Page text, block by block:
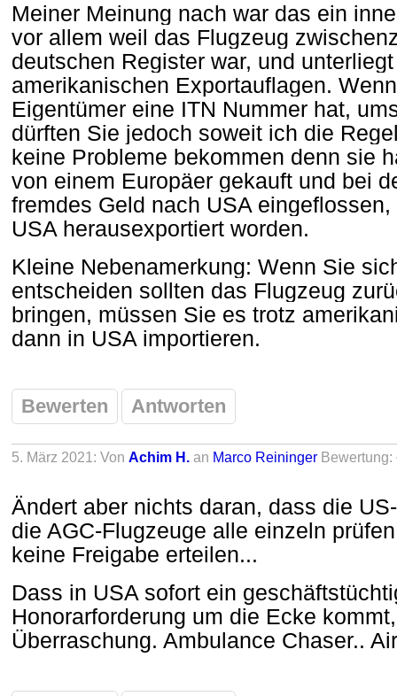
Meiner Meinung nach war das ein
vor allem weil das Flugzeug
deutschen Register war, und
amerikanischen Exportauflagen.
Eigentümer eine ITN Nummer hat,
dürften Sie jedoch soweit ich die
keine Probleme bekommen denn sie
von einem Europäer gekauft und bei
fremdes Geld nach USA
USA herausexportiert worden.
Kleine Nebenamerkung: Wenn Sie
entscheiden sollten das Flugzeug
bringen, müssen Sie es trotz
dann in USA importieren.
Bewerten Antworten
5. März 2021: Von Achim H. an Marco Reininger Bewertung:
Ändert aber nichts daran, dass die
die AGC-Flugzeuge alle einzeln
keine Freigabe erteilen...
Dass in USA sofort ein
Honorarforderung um die Ecke
Überraschung. Ambulance Chaser..